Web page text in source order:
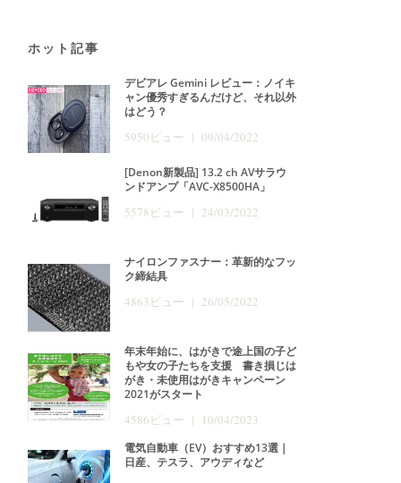
ホット記事
デビアレ Gemini レビュー：ノイキ
ャン優秀すぎるんだけど、それ以外
はどう？
5950ビュー | 09/04/2022
[Denon新製品] 13.2 ch AVサラウ
ンドアンプ「AVC-X8500HA」
5578ビュー | 24/03/2022
ナイロンファスナー：革新的なフッ
ク締結具
4863ビュー | 26/05/2022
年末年始に、はがきで途上国の子ど
もや女の子たちを支援 書き損じは
がき・未使用はがきキャンペーン
2021がスタート
4586ビュー | 10/04/2023
電気自動車（EV）おすすめ13選｜
日産、テスラ、アウディなど